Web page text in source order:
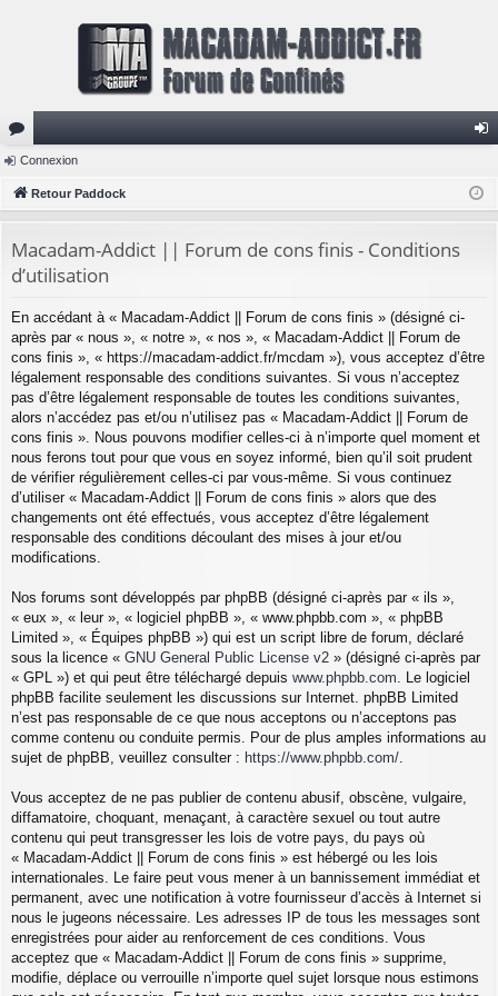
or
u
s
ne
Connexion
Retour Paddock
Macadam-Addict || Forum de cons finis - Conditions
d’utilisation
En accédant à « Macadam-Addict || Forum de cons finis » (désigné ci-
après par « nous », « notre », « nos », « Macadam-Addict || Forum de
cons finis », « https://macadam-addict.fr/mcdam »), vous acceptez d’être
légalement responsable des conditions suivantes. Si vous n’acceptez
pas d’être légalement responsable de toutes les conditions suivantes,
alors n’accédez pas et/ou n’utilisez pas « Macadam-Addict || Forum de
cons finis ». Nous pouvons modifier celles-ci à n’importe quel moment et
nous ferons tout pour que vous en soyez informé, bien qu’il soit prudent
de vérifier régulièrement celles-ci par vous-même. Si vous continuez
d’utiliser « Macadam-Addict || Forum de cons finis » alors que des
changements ont été effectués, vous acceptez d’être légalement
responsable des conditions découlant des mises à jour et/ou
modifications.
Nos forums sont développés par phpBB (désigné ci-après par « ils »,
« eux », « leur », « logiciel phpBB », « www.phpbb.com », « phpBB
Limited », « Équipes phpBB ») qui est un script libre de forum, déclaré
sous la licence « GNU General Public License v2 » (désigné ci-après par
« GPL ») et qui peut être téléchargé depuis www.phpbb.com . Le logiciel
phpBB facilite seulement les discussions sur Internet. phpBB Limited
n’est pas responsable de ce que nous acceptons ou n’acceptons pas
comme contenu ou conduite permis. Pour de plus amples informations au
sujet de phpBB, veuillez consulter : https://www.phpbb.com/
Vous acceptez de ne pas publier de contenu abusif, obscène, vulgaire,
diffamatoire, choquant, menaçant, à caractère sexuel ou tout autre
contenu qui peut transgresser les lois de votre pays, du pays où
« Macadam-Addict || Forum de cons finis » est hébergé ou les lois
internationales. Le faire peut vous mener à un bannissement immédiat et
permanent, avec une notification à votre fournisseur d’accès à Internet si
nous le jugeons nécessaire. Les adresses IP de tous les messages sont
enregistrées pour aider au renforcement de ces conditions. Vous
acceptez que « Macadam-Addict || Forum de cons finis » supprime,
modifie, déplace ou verrouille n’importe quel sujet lorsque nous estimons